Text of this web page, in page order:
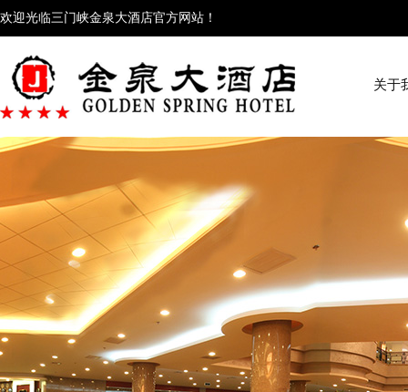
欢迎光临三门峡金泉大酒店官方网站！
关于